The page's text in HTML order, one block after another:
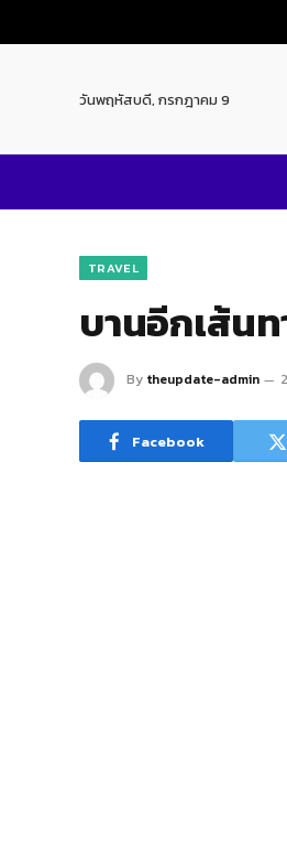
วันพฤหัสบดี, กรกฎาคม 9
TRAVEL
บานอีกเส้น
By theupdate-admin
Facebook